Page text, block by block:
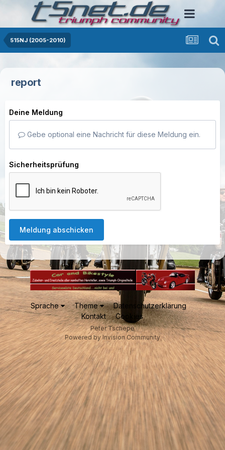
515NJ (2005-2010)
report
Deine Meldung
Gebe optional eine Nachricht für diese Meldung ein.
Sicherheitsprüfung
Meldung abschicken
Sprache Theme
Datenschutzerklärung
Kontakt
Cookies
Peter Tschepe
Powered by Invision Community